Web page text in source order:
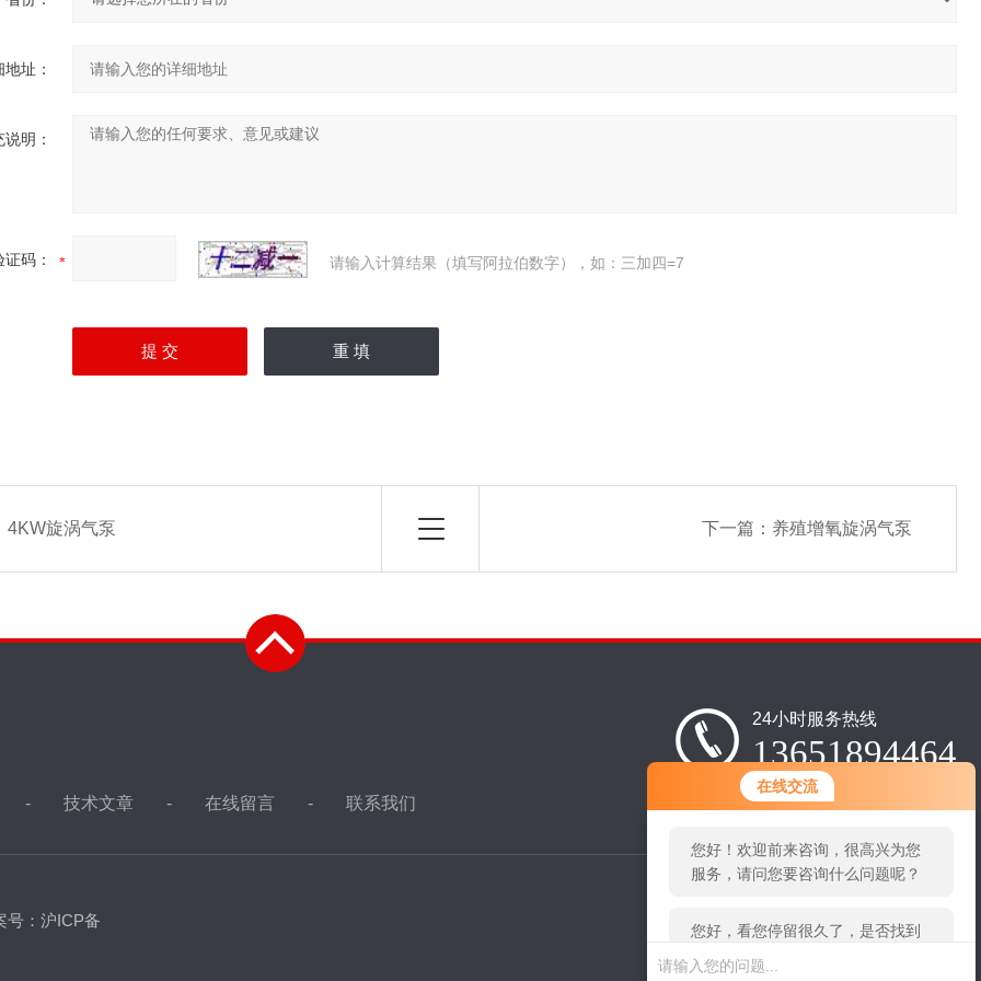
在线交流
您好！欢迎前来咨询，很高兴为您
服务，请问您要咨询什么问题呢？
您好，看您停留很久了，是否找到
了需求产品，您可以直接在线与我
址：
明：
证码： 请输入计算结果（填写阿拉伯数字），如：三加四=7
4KW旋涡气泵 下一篇： 养殖增氧旋涡气泵
技术文章 在线留言 联系我们
24小时服务热线
13651894464
号：沪ICP备